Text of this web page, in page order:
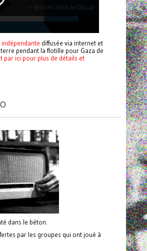
diffusée via internet et
pendant la flotille pour Gaza de
par ici pour plus de détails et
dans le béton.
par les groupes qui ont joué à